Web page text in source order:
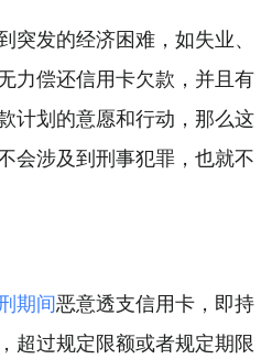
突发的经济困难，如失业、
力偿还信用卡欠款，并且有
计划的意愿和行动，那么这
会涉及到刑事犯罪，也就不
期间恶意透支信用卡，即持
超过规定限额或者规定期限